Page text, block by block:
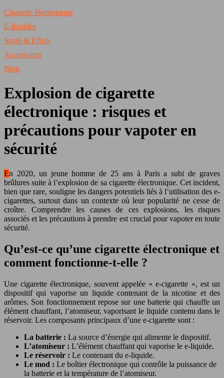
Cigarette électronique
E-liquides
Santé & Effets
Accessoires
Blog
Explosion de cigarette
électronique : risques et
précautions pour vapoter en
sécurité
En 2020, un jeune homme de 25 ans à Paris a subi de graves
brûlures suite à l’explosion de sa cigarette électronique. Cet incident,
bien que rare, souligne les dangers potentiels liés à l’utilisation des e-
cigarettes, surtout dans un contexte où leur popularité ne cesse de
croître. Comprendre les causes de ces explosions, les risques
associés et les précautions à prendre est crucial pour vapoter en toute
sécurité.
Qu’est-ce qu’une cigarette électronique et
comment fonctionne-t-elle ?
Une cigarette électronique, souvent appelée « e-cigarette », est un
dispositif qui vaporise un liquide contenant de la nicotine et des
arômes. Son fonctionnement repose sur une batterie qui chauffe un
élément chauffant, l’atomiseur, vaporisant le liquide contenu dans le
réservoir. Les composants principaux d’une e-cigarette sont :
La batterie : La source d’énergie qui alimente le dispositif.
L’atomiseur : L’élément chauffant qui vaporise le e-liquide.
Le réservoir : Le contenant du e-liquide.
Le mod : Le boîtier électronique qui contrôle la puissance de
la batterie et la température de l’atomiseur.